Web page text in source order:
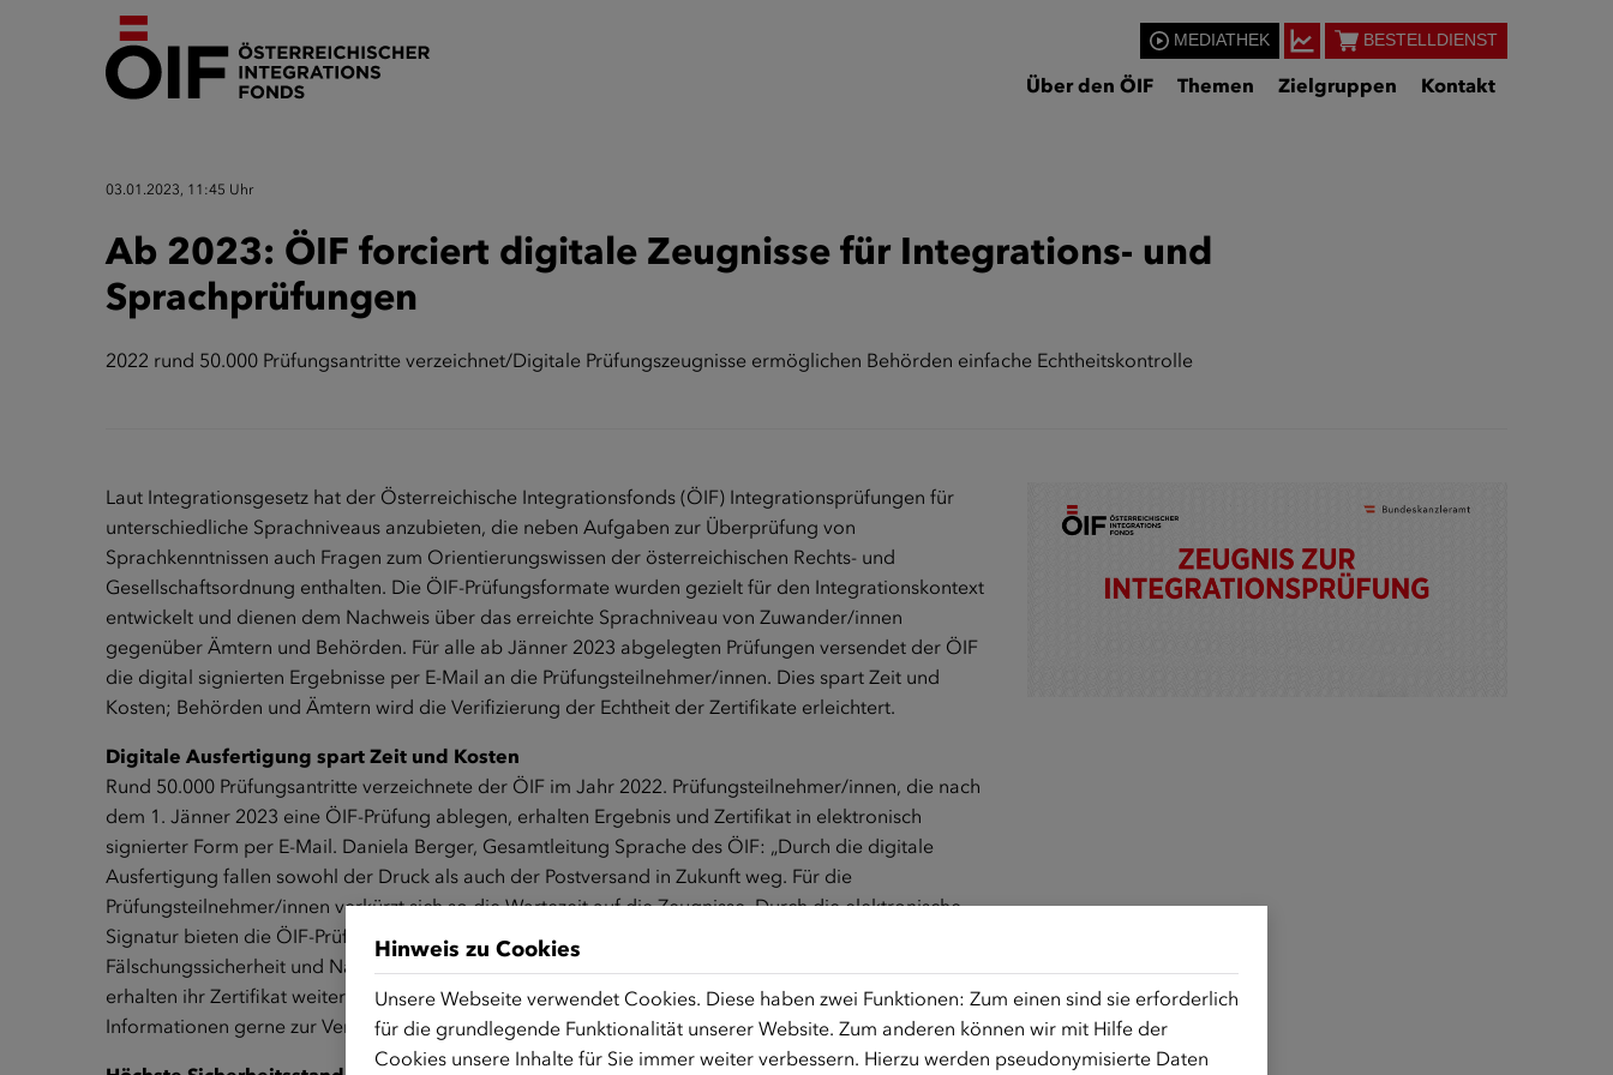
MEDIATHEK BESTELLDIENST
Über den ÖIF Themen Zielgruppen Kontakt
03.01.2023, 11:45 Uhr
Ab 2023: ÖIF forciert digitale Zeugnisse für Integrations- und
Sprachprüfungen
2022 rund 50.000 Prüfungsantritte verzeichnet/Digitale Prüfungszeugnisse ermöglichen Behörden einfache Echtheitskontrolle
Laut Integrationsgesetz hat der Österreichische Integrationsfonds (ÖIF) Integrationsprüfungen für
unterschiedliche Sprachniveaus anzubieten, die neben Aufgaben zur Überprüfung von
Sprachkenntnissen auch Fragen zum Orientierungswissen der österreichischen Rechts- und
Gesellschaftsordnung enthalten. Die ÖIF-Prüfungsformate wurden gezielt für den Integrationskontext
entwickelt und dienen dem Nachweis über das erreichte Sprachniveau von Zuwander/innen
gegenüber Ämtern und Behörden. Für alle ab Jänner 2023 abgelegten Prüfungen versendet der ÖIF
die digital signierten Ergebnisse per E-Mail an die Prüfungsteilnehmer/innen. Dies spart Zeit und
Kosten; Behörden und Ämtern wird die Verifizierung der Echtheit der Zertifikate erleichtert.
Digitale Ausfertigung spart Zeit und Kosten
Rund 50.000 Prüfungsantritte verzeichnete der ÖIF im Jahr 2022. Prüfungsteilnehmer/innen, die nach
dem 1. Jänner 2023 eine ÖIF-Prüfung ablegen, erhalten Ergebnis und Zertifikat in elektronisch
signierter Form per E-Mail. Daniela Berger, Gesamtleitung Sprache des ÖIF: „Durch die digitale
Ausfertigung fallen sowohl der Druck als auch der Postversand in Zukunft weg. Für die
Prüfungsteilnehmer/innen verkürzt sich so die Wartezeit auf die Zeugnisse. Durch die elektronische
Signatur bieten die ÖIF-Prüfungszertifikate höchste Sicherheitsstandards in Bezug auf
Fälschungssicherheit und Nachvollziehbarkeit.“ Personen, die über keine E-Mailadresse verfügen,
erhalten ihr Zertifikat weiterhin postalisch; die ÖIF-Integrationszentren stehen für weitere
Informationen gerne zur Verfügung.
Hinweis zu Cookies
Unsere Webseite verwendet Cookies. Diese haben zwei Funktionen: Zum einen sind sie erforderlich
für die grundlegende Funktionalität unserer Website. Zum anderen können wir mit Hilfe der
Cookies unsere Inhalte für Sie immer weiter verbessern. Hierzu werden pseudonymisierte Daten